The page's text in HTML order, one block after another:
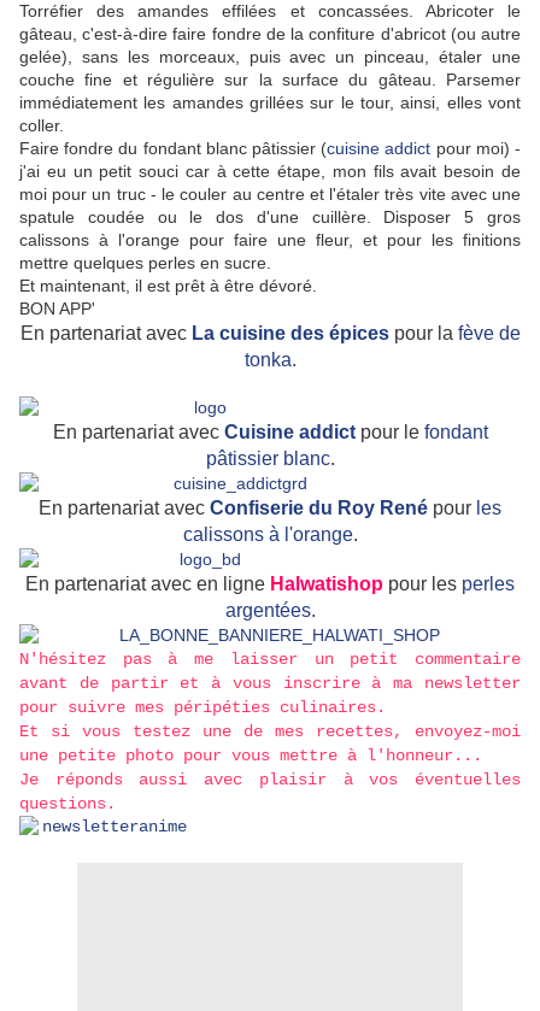
Torréfier des amandes effilées et concassées. Abricoter le
gâteau, c'est-à-dire faire fondre de la confiture d'abricot (ou autre
gelée), sans les morceaux, puis avec un pinceau, étaler une
couche fine et régulière sur la surface du gâteau. Parsemer
immédiatement les amandes grillées sur le tour, ainsi, elles vont
coller.
Faire fondre du fondant blanc pâtissier (cuisine addict pour moi) -
j'ai eu un petit souci car à cette étape, mon fils avait besoin de
moi pour un truc - le couler au centre et l'étaler très vite avec une
spatule coudée ou le dos d'une cuillère. Disposer 5 gros
calissons à l'orange pour faire une fleur, et pour les finitions
mettre quelques perles en sucre.
Et maintenant, il est prêt à être dévoré.
BON APP'
En partenariat avec La cuisine des épicespour la fève de
tonka.
En partenariat avec Cuisine addictpour le fondant
pâtissier blanc.
En partenariat avec Confiserie du Roy René pour les
calissons à l'orange.
En partenariat avec en ligne Halwatishop pour les perles
argentées.
N'hésitez pas à me laisser un petit commentaire
avant de partir et à vous inscrire à ma newsletter
pour suivre mes péripéties culinaires.
Et si vous testez une de mes recettes, envoyez-moi
une petite photo pour vous mettre à l'honneur...
Je réponds aussi avec plaisir à vos éventuelles
questions.